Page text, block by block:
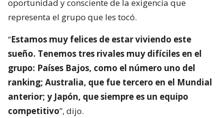
oportunidad y consciente de la exigencia que
representa el grupo que les tocó.
“Estamos muy felices de estar viviendo este
sueño. Tenemos tres rivales muy difíciles en el
grupo: Países Bajos, como el número uno del
ranking; Australia, que fue tercero en el Mundial
anterior; y Japón, que siempre es un equipo
competitivo”, dijo.